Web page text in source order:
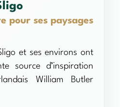
pour ses paysages
et ses environs ont
source d’inspiration
William Butler